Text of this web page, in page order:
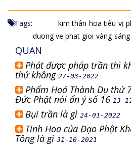
Tags: kim thân hoa tiêu vị
duong ve phat gioi vàng sáng
QUAN
Phát được pháp trần thì
thử không 27-03-2022
Phẩm Hoá Thành Dụ thứ
Đức Phật nói ẩn ý số 16 13-
Bụi trần là gì 24-01-2022
Tinh Hoa của Đạo Phật
Tông là gì 31-10-2021